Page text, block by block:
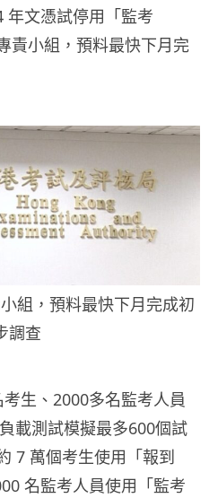
年文憑試停用「監考
責小組，預料最快下月完
組，預料最快下月完成初
調查
生、2000多名監考人員
載測試模擬最多600個試
7 萬個考生使用「報到
名監考人員使用「監考